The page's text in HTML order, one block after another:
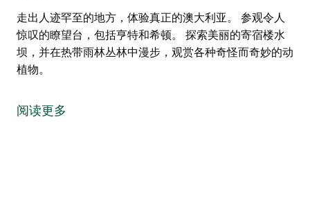
走出人迹罕至的地方，体验真正的澳大利亚。 参观令人
惊叹的瞭望台，包括亨特和希顿。 探索美丽的寄宿楼水
坝，并在热带雨林丛林中漫步，观赏各种奇怪而奇妙的动
植物。
参观令人惊叹的瞭望台，包括亨特和希顿。
阅读更多